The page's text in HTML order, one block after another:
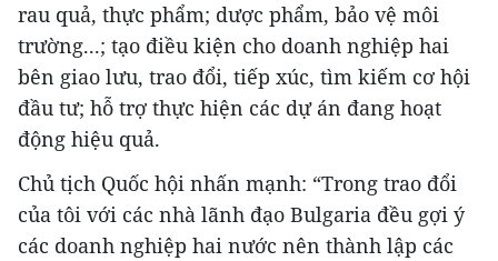
rau quả, thực phẩm; dược phẩm, bảo vệ môi
trường...; tạo điều kiện cho doanh nghiệp hai
bên giao lưu, trao đổi, tiếp xúc, tìm kiếm cơ hội
đầu tư; hỗ trợ thực hiện các dự án đang hoạt
động hiệu quả.
Chủ tịch Quốc hội nhấn mạnh: “Trong trao đổi
của tôi với các nhà lãnh đạo Bulgaria đều gợi ý
các doanh nghiệp hai nước nên thành lập các